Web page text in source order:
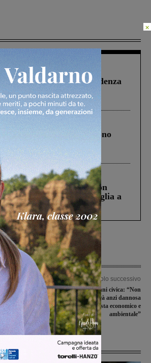
1 Agosto 2026
finanziata oltre la scadenza
di Fratelli d’Italia: “Un
al Governo”
in A1 in cui morirono
Franco. Lo schianto, il
ai sorpassi fra tir....
una struttura di Castiglion
che aveva ucciso la figlia a
del
Articolo successivo
Tarip, San Giovanni civica: “Non
funzionerà mai e sarà anzi dannosa
da un punto di vista economico e
ambientale”
×